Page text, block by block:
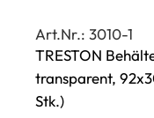
Art.Nr.: 3010-1
TRESTON
transparent,
Stk.)